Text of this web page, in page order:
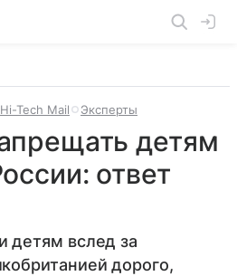
Hi-Tech Mail Эксперты
детям
ответ
детям вслед за
дорого,